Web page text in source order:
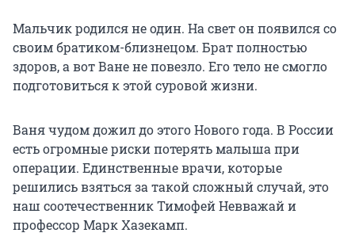
Мальчик родился не один. На свет он появился со
своим братиком-близнецом. Брат полностью
здоров, а вот Ване не повезло. Его тело не смогло
подготовиться к этой суровой жизни.
Ваня чудом дожил до этого Нового года. В России
есть огромные риски потерять малыша при
операции. Единственные врачи, которые
решились взяться за такой сложный случай, это
наш соотечественник Тимофей Невважай и
профессор Марк Хазекамп.